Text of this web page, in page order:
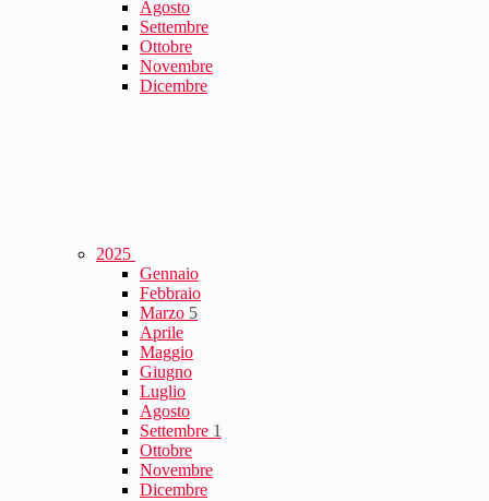
Agosto
Settembre
Ottobre
Novembre
Dicembre
2025
Gennaio
Febbraio
Marzo 5
Aprile
Maggio
Giugno
Luglio
Agosto
Settembre 1
Ottobre
Novembre
Dicembre